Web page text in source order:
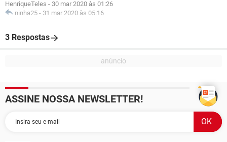
HenriqueTeles - 30 mar 2020 às 01:26
ninha25 - 31 mar 2020 às 05:16
3 Respostas
ASSINE NOSSA NEWSLETTER!